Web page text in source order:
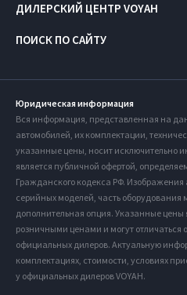
ПОИСК ПО САЙТУ
ДИЛЕРСКИЙ ЦЕНТР VOYAH
Юридическая информация
Вся информация, представленная на
автомобилей, их комплектации,
указанные цены, носит исключительно
является публичной офертой,
Гражданского кодекса РФ. Изображения
серийных моделей, часть оборудования
дополнительная опция. Указанные
розничными ценами и могут отличаться
официальных дилеров. Актуальную
комплектациях, стоимости, условиях
у официальных дилеров VOYAH.